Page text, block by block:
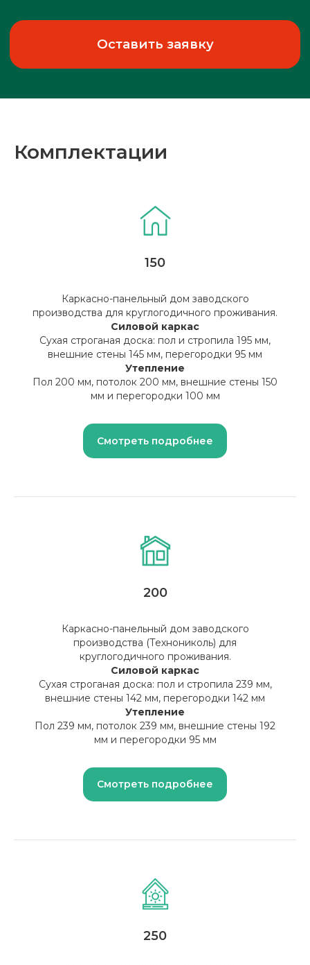
Комплектации
150
Каркасно-панельный дом заводского
производства для круглогодичного проживания.
Силовой каркас
Сухая строганая доска: пол и стропила 195 мм,
внешние стены 145 мм, перегородки 95 мм
Утепление
Пол 200 мм, потолок 200 мм, внешние стены 150
мм и перегородки 100 мм
Смотреть подробнее
200
Каркасно-панельный дом заводского
производства (Технониколь) для
круглогодичного проживания.
Силовой каркас
Сухая строганая доска: пол и стропила 239 мм,
внешние стены 142 мм, перегородки 142 мм
Утепление
Пол 239 мм, потолок 239 мм, внешние стены 192
мм и перегородки 95 мм
Смотреть подробнее
250
Оставить заявку
Рассчитаем для вас
индивидуальную смету!